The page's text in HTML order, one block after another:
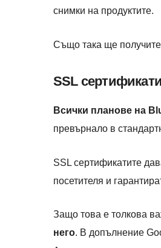
снимки на продуктите.
Също така ще получите
SSL
Всички планове на
превърнало в
SSL сертификатите
посетителя и
Защо това е толкова
него. В допълнение